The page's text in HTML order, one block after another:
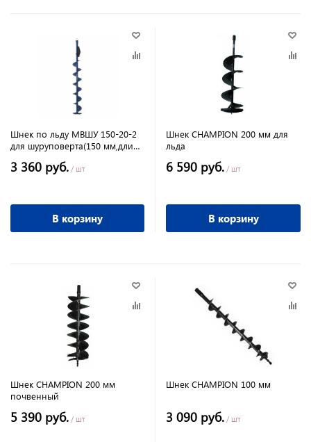
Шнек по льду МВШУ 150-20-2
для шуруповерта(150 мм,длина
3 360 руб. / шт
В корзину
Шнек CHAMPION 200 мм для
льда
6 590 руб. / шт
В корзину
Шнек CHAMPION 200 мм
почвенный
5 390 руб. / шт
Шнек CHAMPION 100 мм
3 090 руб. / шт